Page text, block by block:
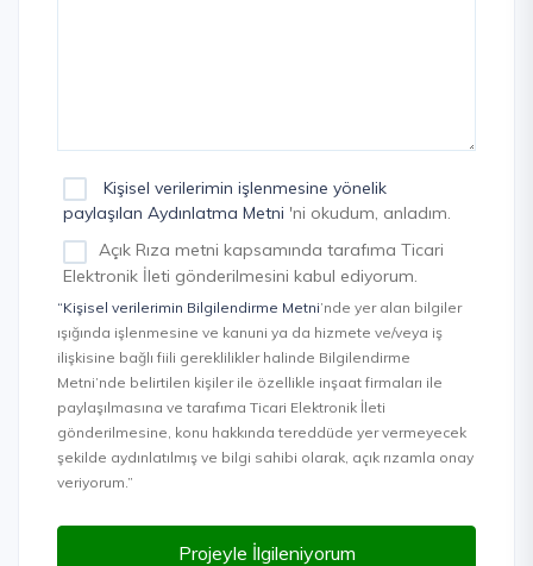
Kişisel verilerimin işlenmesine yönelik
paylaşılan Aydınlatma Metni 'ni okudum, anladım.
Açık Rıza metni kapsamında tarafıma Ticari
Elektronik İleti gönderilmesini kabul ediyorum.
“Kişisel verilerimin Bilgilendirme Metni’nde yer alan bilgiler
ışığında işlenmesine ve kanuni ya da hizmete ve/veya iş
ilişkisine bağlı fiili gereklilikler halinde Bilgilendirme
Metni’nde belirtilen kişiler ile özellikle inşaat firmaları ile
paylaşılmasına ve tarafıma Ticari Elektronik İleti
gönderilmesine, konu hakkında tereddüde yer vermeyecek
şekilde aydınlatılmış ve bilgi sahibi olarak, açık rızamla onay
veriyorum.”
Projeyle İlgileniyorum